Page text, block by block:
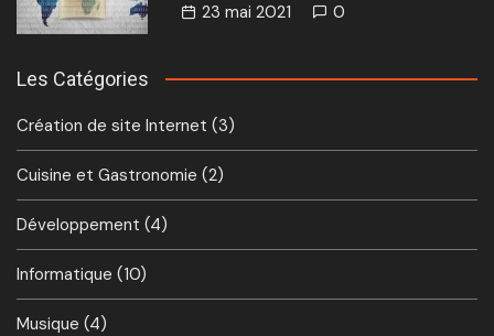
23 mai 2021
0
Les Catégories
Création de site Internet (3)
Cuisine et Gastronomie (2)
Développement (4)
Informatique (10)
Musique (4)